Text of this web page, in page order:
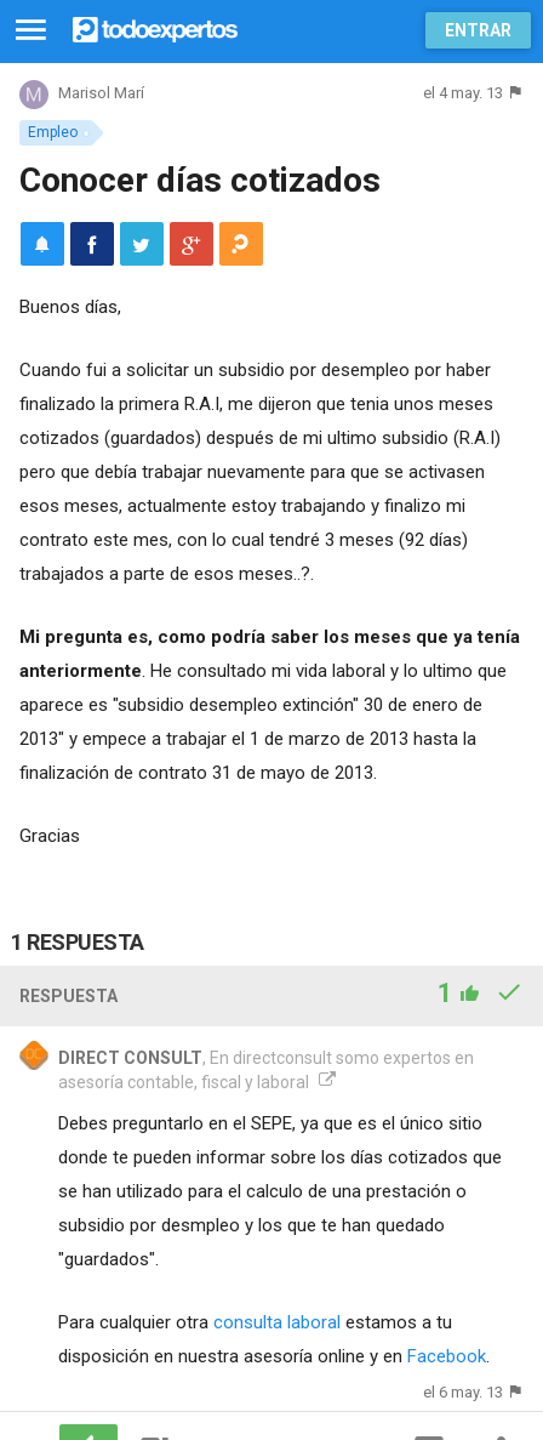
ENTRAR
Empleo
Marisol Marí el 4 may. 13
Conocer días cotizados
Buenos días,
Cuando fui a solicitar un subsidio por desempleo por haber
finalizado la primera R.A.I, me dijeron que tenia unos meses
cotizados (guardados) después de mi ultimo subsidio (R.A.I)
pero que debía trabajar nuevamente para que se activasen
esos meses, actualmente estoy trabajando y finalizo mi
contrato este mes, con lo cual tendré 3 meses (92 días)
trabajados a parte de esos meses..?.
Mi pregunta es, como podría saber los meses que ya tenía
anteriormente. He consultado mi vida laboral y lo ultimo que
aparece es "subsidio desempleo extinción" 30 de enero de
2013" y empece a trabajar el 1 de marzo de 2013 hasta la
finalización de contrato 31 de mayo de 2013.
Gracias
1 RESPUESTA
RESPUESTA 1
DIRECT CONSULT, En directconsult somo expertos en
asesoría contable, fiscal y laboral
Debes preguntarlo en el SEPE, ya que es el único sitio
donde te pueden informar sobre los días cotizados que
se han utilizado para el calculo de una prestación o
subsidio por desmpleo y los que te han quedado
"guardados".
Para cualquier otra consulta laboral estamos a tu
disposición en nuestra asesoría online y en Facebook.
el 6 may. 13